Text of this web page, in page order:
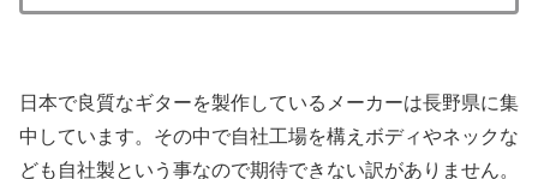
日本で良質なギターを製作しているメーカーは長野県に集
中しています。その中で自社工場を構えボディやネックな
ども自社製という事なので期待できない訳がありません。